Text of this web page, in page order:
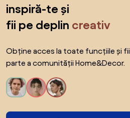
inspiră-te și
fii pe deplin creativ
Obține acces la toate funcțiile și fii
parte a comunității Home&Decor.